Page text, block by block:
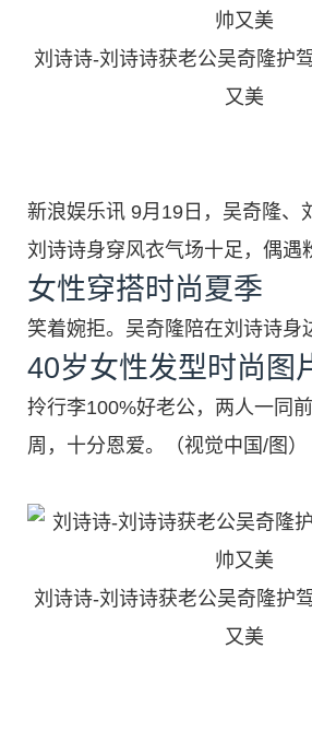
刘诗诗-刘诗诗获老公吴奇隆护
又美
新浪娱乐讯 9月19日，吴奇隆、
刘诗诗身穿风衣气场十足，偶遇
女性穿搭时尚夏季
笑着婉拒。吴奇隆陪在刘诗诗身
40岁女性发型时尚图
拎行李100%好老公，两人一同
周，十分恩爱。（视觉中国/图）
刘诗诗-刘诗诗获老公吴奇隆护
又美